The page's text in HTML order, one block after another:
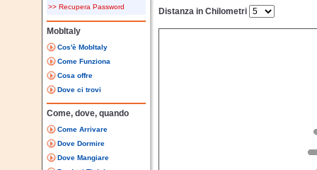
>> Recupera Password
MobItaly
Cos'è MobItaly
Come Funziona
Cosa offre
Dove ci trovi
Come, dove, quando
Come Arrivare
Dove Dormire
Dove Mangiare
Distanza in Chilometri